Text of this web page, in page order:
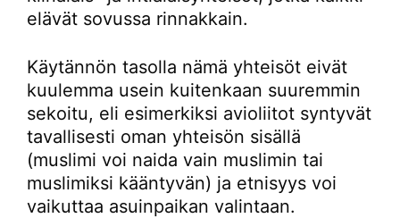
elävät sovussa rinnakkain.
Käytännön tasolla nämä yhteisöt eivät
kuulemma usein kuitenkaan suuremmin
sekoitu, eli esimerkiksi avioliitot syntyvät
tavallisesti oman yhteisön sisällä
(muslimi voi naida vain muslimin tai
muslimiksi kääntyvän) ja etnisyys voi
vaikuttaa asuinpaikan valintaan.